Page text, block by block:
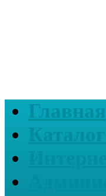
Главная